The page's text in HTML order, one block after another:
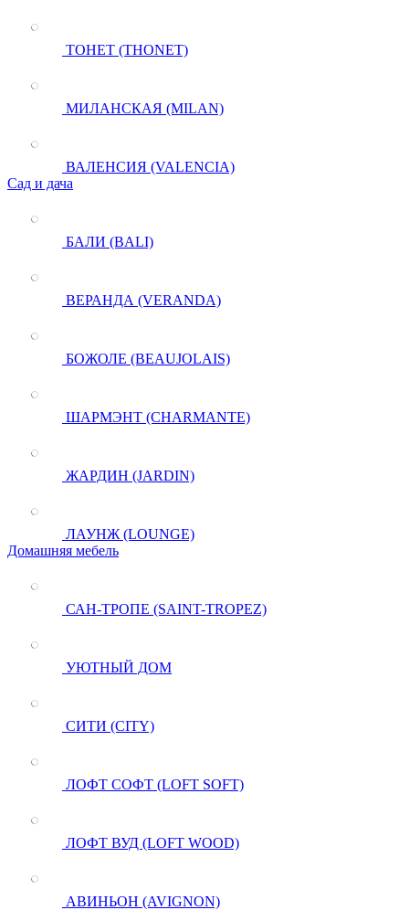
ТОНЕТ (THONET)
МИЛАНСКАЯ (MILAN)
ВАЛЕНСИЯ (VALENCIA)
Сад и дача
БАЛИ (BALI)
ВЕРАНДА (VERANDA)
БОЖОЛЕ (BEAUJOLAIS)
ШАРМЭНТ (CHARMANTE)
ЖАРДИН (JARDIN)
ЛАУНЖ (LOUNGE)
Домашняя мебель
САН-ТРОПЕ (SAINT-TROPEZ)
УЮТНЫЙ ДОМ
СИТИ (CITY)
ЛОФТ СОФТ (LOFT SOFT)
ЛОФТ ВУД (LOFT WOOD)
АВИНЬОН (AVIGNON)